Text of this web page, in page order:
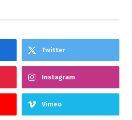
Twitter
Instagram
Vimeo